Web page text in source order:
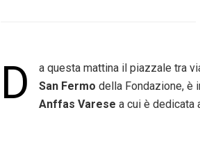
D
a questa mattina il piazzale tra
San Fermo della Fondazione, è
Anffas Varese a cui è dedicata